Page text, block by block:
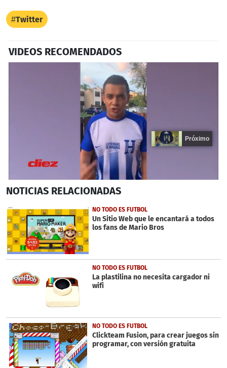
Twitter
VIDEOS RECOMENDADOS
seconds
15
seconds
Próximo
NOTICIAS RELACIONADAS
NO TODO ES FUTBOL
Un Sitio Web que le encantará a todos
los fans de Mario Bros
NO TODO ES FUTBOL
La plastilina no necesita cargador ni
wifi
NO TODO ES FUTBOL
Clickteam Fusion, para crear juegos sin
programar, con versión gratuita